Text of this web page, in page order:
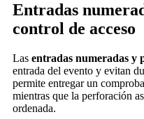
Entradas
control de acceso
Las entradas numeradas y
entrada del evento y evitan
permite entregar un
mientras que la perforación
ordenada.